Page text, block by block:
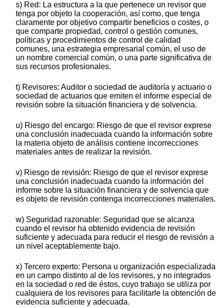
s) Red: La estructura a la que pertenece un revisor que
tenga por objeto la cooperación, así como, que tenga
claramente por objetivo compartir beneficios o costes, o
que comparte propiedad, control o gestión comunes,
políticas y procedimientos de control de calidad
comunes, una estrategia empresarial común, el uso de
un nombre comercial común, o una parte significativa de
sus recursos profesionales.
t) Revisores: Auditor o sociedad de auditoría y actuario o
sociedad de actuarios que emiten el informe especial de
revisión sobre la situación financiera y de solvencia.
u) Riesgo del encargo: Riesgo de que el revisor exprese
una conclusión inadecuada cuando la información sobre
la materia objeto de análisis contiene incorrecciones
materiales antes de realizar la revisión.
v) Riesgo de revisión: Riesgo de que el revisor exprese
una conclusión inadecuada cuando la información del
informe sobre la situación financiera y de solvencia que
es objeto de revisión contenga incorrecciones materiales.
w) Seguridad razonable: Seguridad que se alcanza
cuando el revisor ha obtenido evidencia de revisión
suficiente y adecuada para reducir el riesgo de revisión a
un nivel aceptablemente bajo.
x) Tercero experto: Persona u organización especializada
en un campo distinto al de los revisores, y no integrados
en la sociedad o red de éstos, cuyo trabajo se utiliza por
cualquiera de los revisores para facilitarle la obtención de
evidencia suficiente y adecuada.